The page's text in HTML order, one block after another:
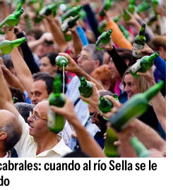
cuando al río Sella se le